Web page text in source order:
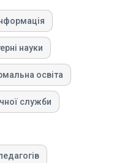
науки
освіта
служби